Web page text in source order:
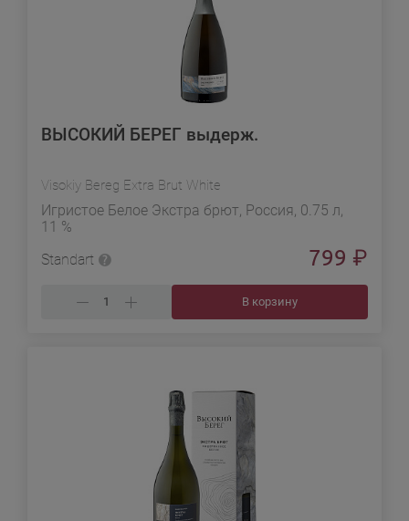
ВЫСОКИЙ БЕРЕГ выдерж.
Visokiy Bereg Extra Brut White
Игристое Белое Экстра брют, Россия, 0.75 л,
11 %
Standart
799 ₽
В корзину